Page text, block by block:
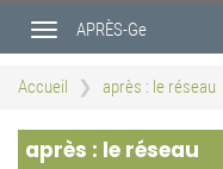
contenu
Toggle
navigation
APRÈS-Ge
Accueil après : le réseau
après : le réseau